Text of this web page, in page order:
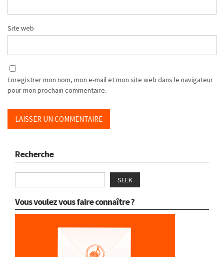
Site web
Enregistrer mon nom, mon e-mail et mon site web dans le navigateur
pour mon prochain commentaire.
Recherche
SEEK
Vous voulez vous faire connaître ?